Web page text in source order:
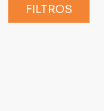
FILTROS